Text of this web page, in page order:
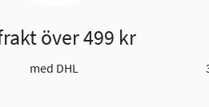
över 499 kr
med DHL